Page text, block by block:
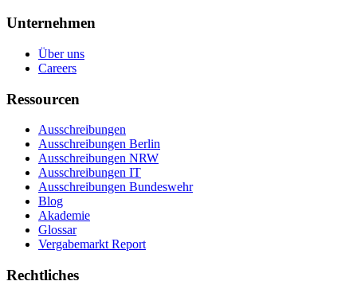
Unternehmen
Über uns
Careers
Ressourcen
Ausschreibungen
Ausschreibungen Berlin
Ausschreibungen NRW
Ausschreibungen IT
Ausschreibungen Bundeswehr
Blog
Akademie
Glossar
Vergabemarkt Report
Rechtliches